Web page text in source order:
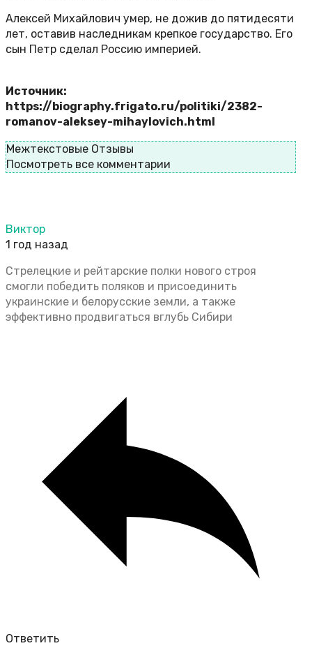
Алексей Михайлович умер, не дожив до пятидесяти
лет, оставив наследникам крепкое государство. Его
сын Петр сделал Россию империей.
Источник:
https://biography.frigato.ru/politiki/2382-
romanov-aleksey-mihaylovich.html
Межтекстовые Отзывы
Посмотреть все комментарии
Виктор
1 год назад
Стрелецкие и рейтарские полки нового строя
смогли победить поляков и присоединить
украинские и белорусские земли, а также
эффективно продвигаться вглубь Сибири
Ответить